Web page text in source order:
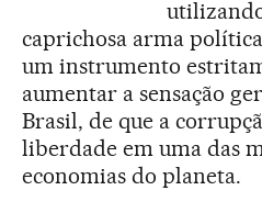
caprichosa arma
um instrumento
aumentar a sensação
Brasil, de que a
liberdade em uma das
economias do planeta.